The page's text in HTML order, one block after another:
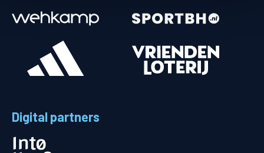
Digital partners